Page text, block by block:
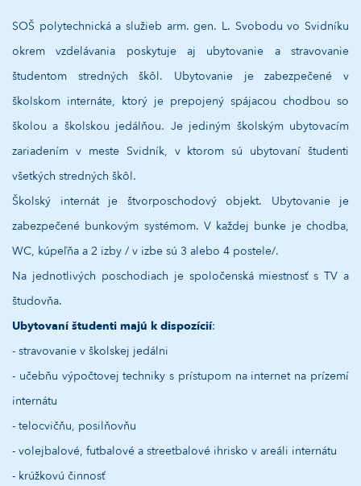
SOŠ polytechnická a služieb arm. gen. L. Svobodu vo Svidníku
okrem vzdelávania poskytuje aj ubytovanie a stravovanie
študentom stredných škôl. Ubytovanie je zabezpečené v
školskom internáte, ktorý je prepojený spájacou chodbou so
školou a školskou jedálňou. Je jediným školským ubytovacím
zariadením v meste Svidník, v ktorom sú ubytovaní študenti
všetkých stredných škôl.
Školský internát je štvorposchodový objekt. Ubytovanie je
zabezpečené bunkovým systémom. V každej bunke je chodba,
WC, kúpeľňa a 2 izby / v izbe sú 3 alebo 4 postele/.
Na jednotlivých poschodiach je spoločenská miestnosť s TV a
študovňa.
Ubytovaní študenti majú k dispozícií:
- stravovanie v školskej jedálni
- učebňu výpočtovej techniky s prístupom na internet na prízemí
internátu
- telocvičňu, posilňovňu
- volejbalové, futbalové a streetbalové ihrisko v areáli internátu
- krúžkovú činnosť